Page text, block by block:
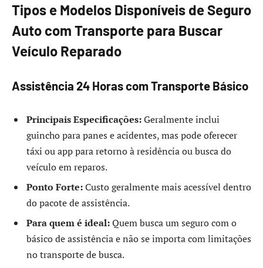
Tipos e Modelos Disponíveis de Seguro
Auto com Transporte para Buscar
Veículo Reparado
Assistência 24 Horas com Transporte Básico
Principais Especificações:Geralmente inclui
guincho para panes e acidentes, mas pode oferecer
táxi ou app para retorno à residência ou busca do
veículo em reparos.
Ponto Forte:Custo geralmente mais acessível dentro
do pacote de assistência.
Para quem é ideal:Quem busca um seguro com o
básico de assistência e não se importa com limitações
no transporte de busca.